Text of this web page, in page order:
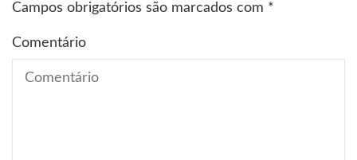
Campos obrigatórios são marcados com *
Comentário